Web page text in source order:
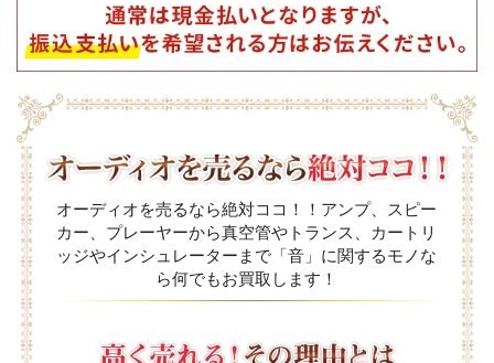
オーディオを売るなら絶対ココ！！アンプ、スピー
カー、プレーヤーから真空管やトランス、カートリ
ッジやインシュレーターまで「音」に関するモノな
ら何でもお買取します！